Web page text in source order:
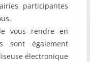
participantes
vous rendre en
sont également
électronique